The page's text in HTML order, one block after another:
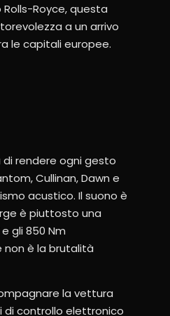
Royce, questa
a un arrivo
le capitali europee.
di rendere ogni gesto
Cullinan, Dawn e
acustico. Il suono è
è piuttosto una
gli 850 Nm
non è la brutalità
la vettura
di controllo elettronico